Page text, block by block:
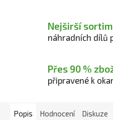
Nejširší
náhradních dílů
Přes 90 %
připravené k
Popis Hodnocení Diskuze